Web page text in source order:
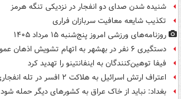
شنیده شدن صدای دو انفجار در نزدیکی تنگه هرمز
تکذیب شایعه معافیت سربازان فراری
روزنامه‌های ورزشی امروز پنج‌شنبه ۱۵ مرداد ۱۴۰۵
دستگیری ۶ نفر در بهشهر به اتهام تشویش اذهان عمومی
فیفا توهین‌کنندگان به اینفانتینو را تهدید کرد
اعتراف ارتش اسرائیل به هلاکت ۲ افسر در تله انفجاری حزب‌الله
بغداد: نباید از خاک عراق به کشورهای دیگر حمله شود